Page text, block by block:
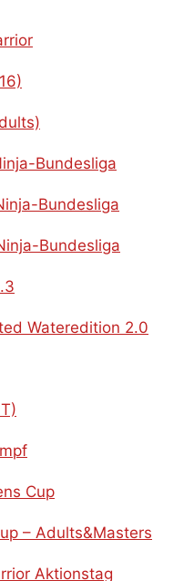
Bundesliga
Bundesliga
Bundesliga
Wateredition 2.0
Cup
– Adults&Masters
Aktionstag